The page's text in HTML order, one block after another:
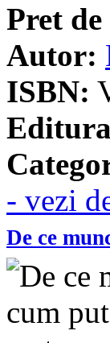
Pret
Autor:
ISBN:
- vezi
De ce